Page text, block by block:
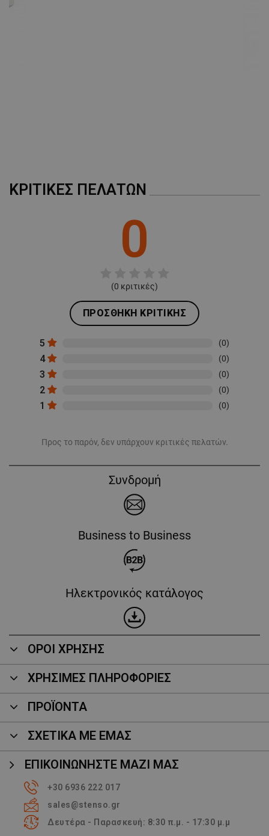
ΚΡΙΤΙΚΈΣ ΠΕΛΑΤΏΝ
0
(0 κριτικές)
ΠΡΟΣΘΉΚΗ ΚΡΙΤΙΚΉΣ
5 (0)
4 (0)
3 (0)
2 (0)
1 (0)
Προς το παρόν, δεν υπάρχουν κριτικές πελατών.
Συνδρομή
Business to Business
Ηλεκτρονικός κατάλογος
ΟΡΟΙ ΧΡΗΣΗΣ
ΧΡΗΣΙΜΕΣ ΠΛΗΡΟΦΟΡΙΕΣ
ΠΡΟΪΌΝΤΑ
ΣΧΕΤΙΚΑ ΜΕ ΕΜΑΣ
ΕΠΙΚΟΙΝΩΝΉΣΤΕ ΜΑΖΊ ΜΑΣ
+30 6936 222 017
sales@stenso.gr
Δευτέρα - Παρασκευή: 8:30 π.μ. - 17:30 μ.μ